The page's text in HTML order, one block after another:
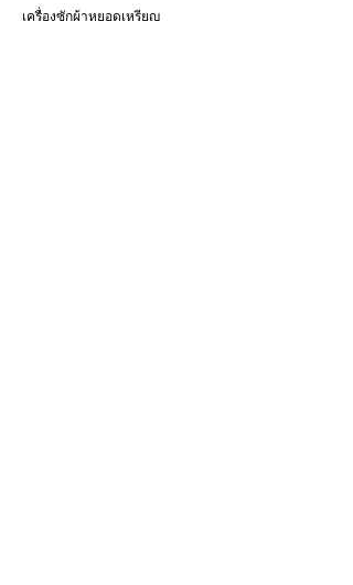
เครื่องซักผ้าหยอดเหรียญ